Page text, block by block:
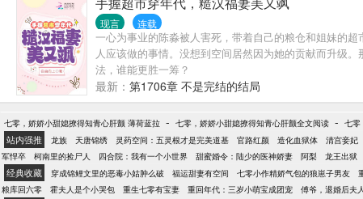
现言 连载
一心为事业的陈淼被人害死，带着自己的粮仓和姐妹的
人应该做的事情。没想到空间居然因为她的贡献而升级
法，谁能更胜一筹？
最新： 第1706章 不是完结的结局
七零，娇娇小甜媳撩得知青心肝颤 薄荷蓝拉 - 七零，娇娇小甜媳撩得知青心肝颤全文阅读 - 七零
站内强推 龙族 天唐锦绣 灵药空间：五灵根才是完美道基 官路红颜 造化血狱体 清宫妾妃
军悍卒
柯南里的捡尸人 四合院：我有一个小世界 甜蜜婚令：陆少的医神娇妻 阿梨 龙王出狱
经典收藏 穿成锦鲤文里的恶毒小姑肿么破 福运甜妻有空间 七零小作精娇气包的狼崽子男友
粮库回六零
霍夫人是个小哭包 重生七零有宝妻 重回年代：三岁小萌宝成团宠 傅爷，退婚后夫